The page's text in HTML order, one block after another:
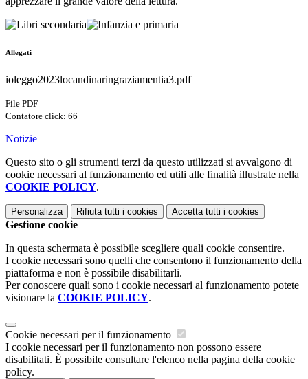
Allegati
ioleggo2023locandinaringraziamentia3.pdf
File PDF
Contatore click: 66
Notizie
Questo sito o gli strumenti terzi da questo utilizzati si avvalgono di
cookie necessari al funzionamento ed utili alle finalità illustrate nella
COOKIE POLICY.
Personalizza Rifiuta tutti i cookies Accetta tutti i cookies
Gestione cookie
In questa schermata è possibile scegliere quali cookie consentire.
I cookie necessari sono quelli che consentono il funzionamento della
piattaforma e non è possibile disabilitarli.
Per conoscere quali sono i cookie necessari al funzionamento potete
visionare la COOKIE POLICY.
Cookie necessari per il funzionamento
I cookie necessari per il funzionamento non possono essere
disabilitati. È possibile consultare l'elenco nella pagina della cookie
policy.